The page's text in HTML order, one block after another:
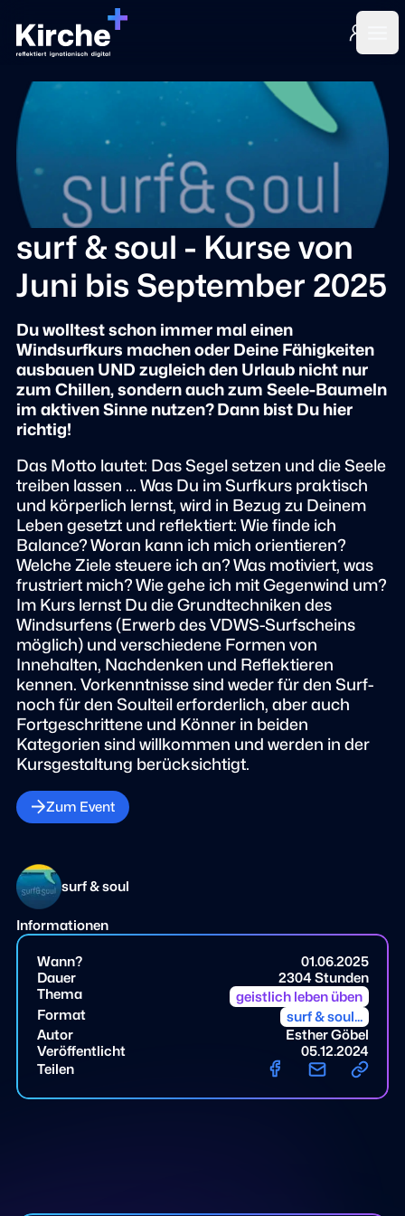
Login
surf & soul
Informationen
Wann?
01.06.2025
Dauer
2304 Stunden
Thema
geistlich leben üben
Format
surf & soul...
Autor
Esther Göbel
Veröffentlicht
05.12.2024
Teilen
surf & soul - Kurse von
Juni bis September 2025
Du wolltest schon immer mal einen
Windsurfkurs machen oder Deine Fähigkeiten
ausbauen UND zugleich den Urlaub nicht nur
zum Chillen, sondern auch zum Seele-Baumeln
im aktiven Sinne nutzen? Dann bist Du hier
richtig!
Das Motto lautet: Das Segel setzen und die Seele
treiben lassen ... Was Du im Surfkurs praktisch
und körperlich lernst, wird in Bezug zu Deinem
Leben gesetzt und reflektiert: Wie finde ich
Balance? Woran kann ich mich orientieren?
Welche Ziele steuere ich an? Was motiviert, was
frustriert mich? Wie gehe ich mit Gegenwind um?
Im Kurs lernst Du die Grundtechniken des
Windsurfens (Erwerb des VDWS-Surfscheins
möglich) und verschiedene Formen von
Innehalten, Nachdenken und Reflektieren
kennen. Vorkenntnisse sind weder für den Surf-
noch für den Soulteil erforderlich, aber auch
Fortgeschrittene und Könner in beiden
Kategorien sind willkommen und werden in der
Kursgestaltung berücksichtigt.
Zum Event